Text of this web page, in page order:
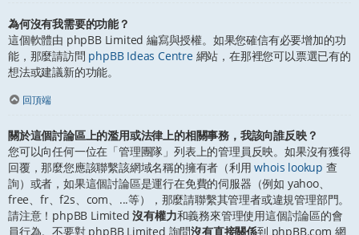
為何沒有我需要的功能？
這個軟體由 phpBB Limited 編寫與授權。如果您確信有必要增加的功
能，那麼請訪問 phpBB Ideas Centre網站，在那裡您可以票選已有的
想法或建議新的功能。
回頂端
關於這個討論區上的濫用或法律上的相關事務，我該向誰反映？
您可以向任何一位在「管理團隊」列表上的管理員反映。如果沒有獲得
回覆，那麼您應該聯繫該網域名稱的擁有者（利用whois lookup 查
詢）或者，如果這個討論區是運行在免費的伺服器（例如 yahoo、
free、fr、f2s、com、...等），那麼請聯繫其管理者或違規管理部門。
請注意！phpBB Limited沒有權力和義務來管理使用這個討論區的會
員行為。不要對 phpBB Limited 詢問沒有直接關係到 phpBB.com 網